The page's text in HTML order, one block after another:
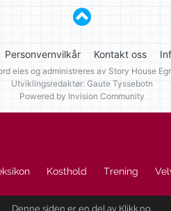
Personvernvilkår Kontakt oss
eies og administreres av Story House
Utviklingsredaktør: Gaute Tyssebotn
Powered by Invision Community
Kosthold Trening
Denne siden er en del av Klikk.no.